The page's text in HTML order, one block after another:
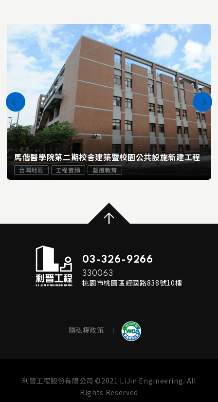
馬偕醫學院第二期校舍建築暨校園公共設施新建工程
台灣地區 工程實績 醫療教育
03-326-9266
330063
桃園市桃園區經國路838號10樓
隱私權政策
利晉工程股份有限公司 ©2021 LiJin Engineering. All
Rights Reserved